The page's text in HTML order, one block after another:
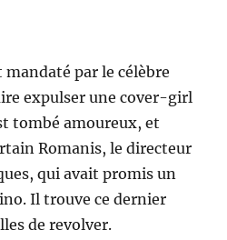
mandaté par le célèbre
expulser une cover-girl
tombé amoureux, et
Romanis, le directeur
qui avait promis un
Il trouve ce dernier
de revolver.